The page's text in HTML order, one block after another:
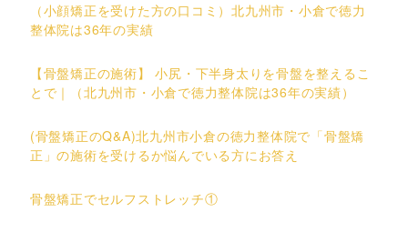
（小顔矯正を受けた方の口コミ）北九州市・小倉で徳力
整体院は36年の実績
【骨盤矯正の施術】 小尻・下半身太りを骨盤を整えるこ
とで｜（北九州市・小倉で徳力整体院は36年の実績）
(骨盤矯正のQ&A)北九州市小倉の徳力整体院で「骨盤矯
正」の施術を受けるか悩んでいる方にお答え
骨盤矯正でセルフストレッチ①